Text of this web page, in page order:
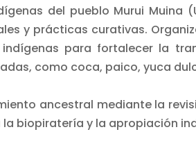
del pueblo Murui
y prácticas curativas.
para fortalecer la
como coca, paico, yuca
ancestral mediante la
biopiratería y la apropiación